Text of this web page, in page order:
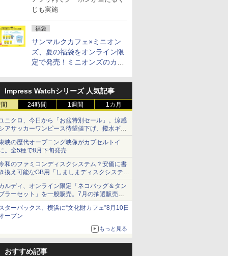
じも実施
福袋
サンマルクカフェ×ミニオン
ズ、夏の福袋をオンライン限
定で発売！ミニオンズのカッ
付き
Impress Watchシリーズ 人気記事
24時間 1週間 1カ月
ニクロ、今日から「お盆特別セール」。涼感
アサッカーワンピース待望値下げ、撥水ギア
ョーツは1990円に
映の歴代オープニング映像がカプセルトイ
。全5種で8月下旬発売
和のファミコンディスクシステム？安価に書
換え可能なGB用「しましまディスクシステ
」
ルディ、オンライン限定「ネコバッグ＆タン
ラーセット」を一般販売。7月の抽選販売の
選無効分
ターバックス、横浜に“文化財カフェ”8月10日
ープン
もっと見る
おすすめ記事